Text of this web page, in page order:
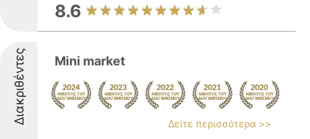
8.6
Διακριθέντες Mini market
Δείτε περισσότερα >>